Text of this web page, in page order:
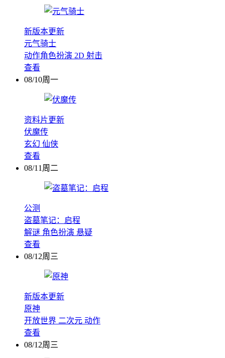
新版本更新
元气骑士
动作角色扮演 2D 射击
查看
08/10周一
资料片更新
伏魔传
玄幻 仙侠
查看
08/11周二
公测
盗墓笔记：启程
解谜 角色扮演 悬疑
查看
08/12周三
新版本更新
原神
开放世界 二次元 动作
查看
08/12周三